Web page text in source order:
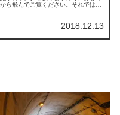
ら飛んでご覧ください。それでは参
2018.12.13